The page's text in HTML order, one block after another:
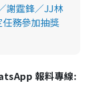
謝霆鋒／JJ林
務參加抽獎
報料專線: